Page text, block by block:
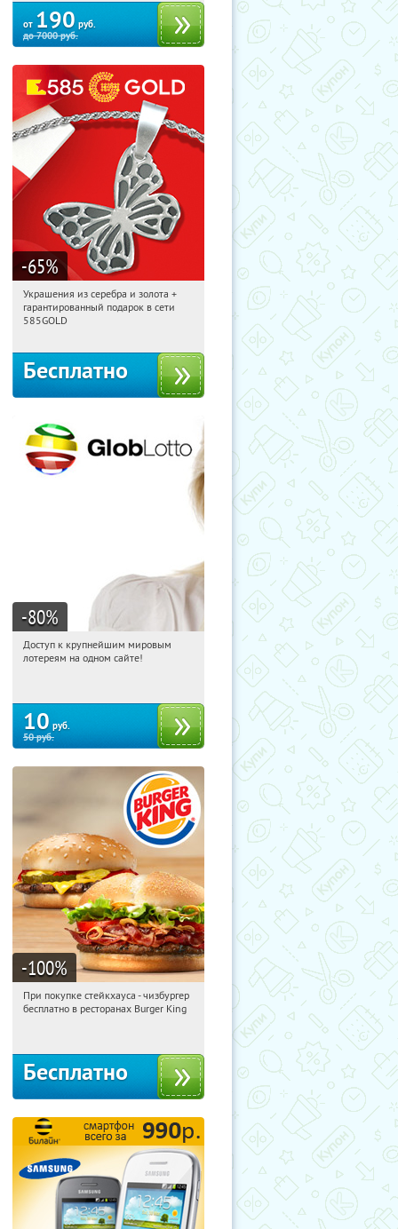
от 190 руб.
до7000руб.
-65%
04:45:23 Получили: 4842
Москва, Россия
Украшения из серебра и золота +
гарантированный подарок в сети
585GOLD
Бесплатно
-80%
04:45:23 Купили:4234
Доступ к крупнейшим мировым
лотереям на одном сайте!
10 руб.
50руб.
-100%
04:45:23 Получили:4041
При покупке стейкхауса - чизбургер
бесплатно в ресторанах Burger King
Бесплатно